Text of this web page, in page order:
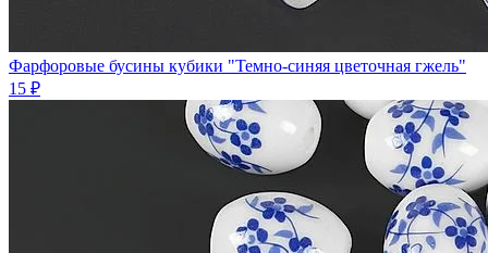
Фарфоровые бусины кубики "Темно-синяя цветочная гжель"
15 ₽